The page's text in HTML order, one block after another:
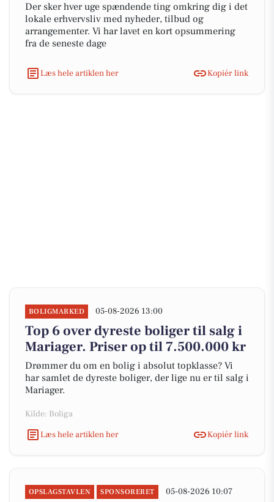
Der sker hver uge spændende ting omkring dig i det
lokale erhvervsliv med nyheder, tilbud og
arrangementer. Vi har lavet en kort opsummering
fra de seneste dage
Læs hele artiklen her Kopiér link
BOLIGMARKED 05-08-2026 13:00
Top 6 over dyreste boliger til salg i
Mariager. Priser op til 7.500.000 kr
Drømmer du om en bolig i absolut topklasse? Vi
har samlet de dyreste boliger, der lige nu er til salg i
Mariager.
Kilde: Boliga
Læs hele artiklen her
Kopiér link
OPSLAGSTAVLEN SPONSORERET 05-08-2026 10:07